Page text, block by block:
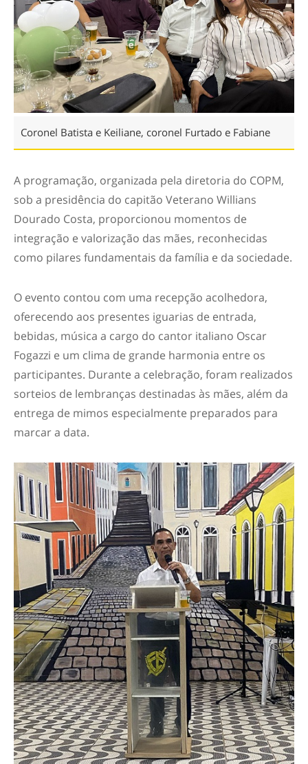
Coronel Batista e Keiliane, coronel Furtado e Fabiane
A programação, organizada pela diretoria do COPM,
sob a presidência do capitão Veterano Willians
Dourado Costa, proporcionou momentos de
integração e valorização das mães, reconhecidas
como pilares fundamentais da família e da sociedade.
O evento contou com uma recepção acolhedora,
oferecendo aos presentes iguarias de entrada,
bebidas, música a cargo do cantor italiano Oscar
Fogazzi e um clima de grande harmonia entre os
participantes. Durante a celebração, foram realizados
sorteios de lembranças destinadas às mães, além da
entrega de mimos especialmente preparados para
marcar a data.